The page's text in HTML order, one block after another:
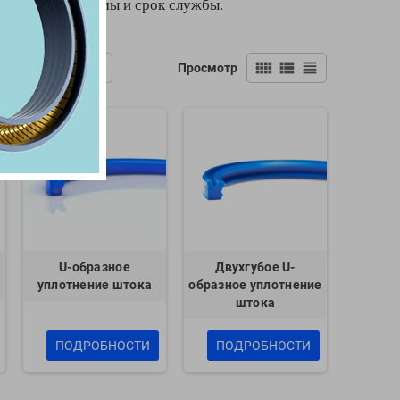
системы и срок службы.
Просмотр view_comfy view_list view_headline
U-образное
уплотнение штока
ПОДРОБНОСТИ
Двухгубое U-
образное уплотнение
штока
ПОДРОБНОСТИ